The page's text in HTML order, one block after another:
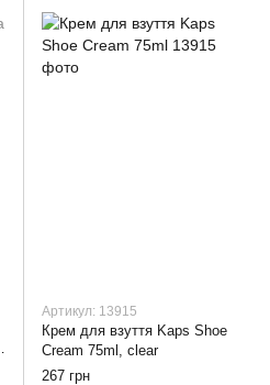
Артикул: 13915
Крем для взуття Kaps Shoe
Cream 75ml, clear
267 грн